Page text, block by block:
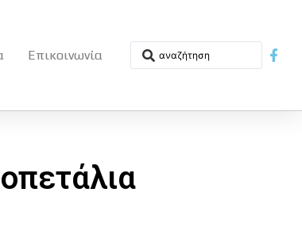
Επικοινωνία